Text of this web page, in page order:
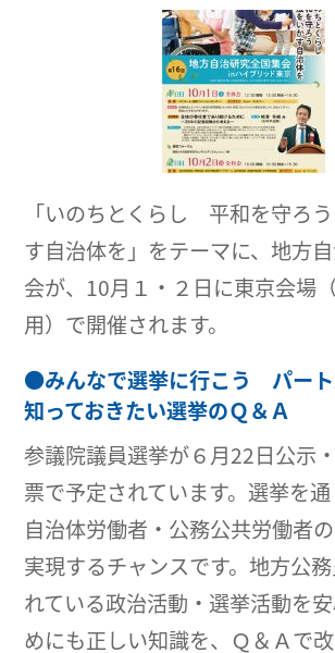
「いのちとくらし 平和を守ろ
す自治体を」をテーマに、地方
会が、10月１・２日に東京会場
用）で開催されます。
●みんなで選挙に行こう パー
知っておきたい選挙のＱ＆Ａ
参議院議員選挙が６月22日公示
票で予定されています。選挙を
自治体労働者・公務公共労働者
実現するチャンスです。地方公
れている政治活動・選挙活動を
めにも正しい知識を、Ｑ＆Ａで